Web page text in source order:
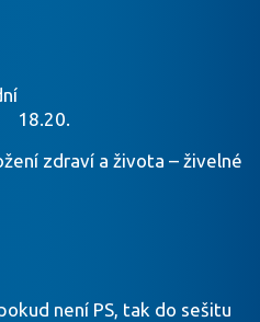
ruch
zdraví a života – živelné
není PS, tak do sešitu